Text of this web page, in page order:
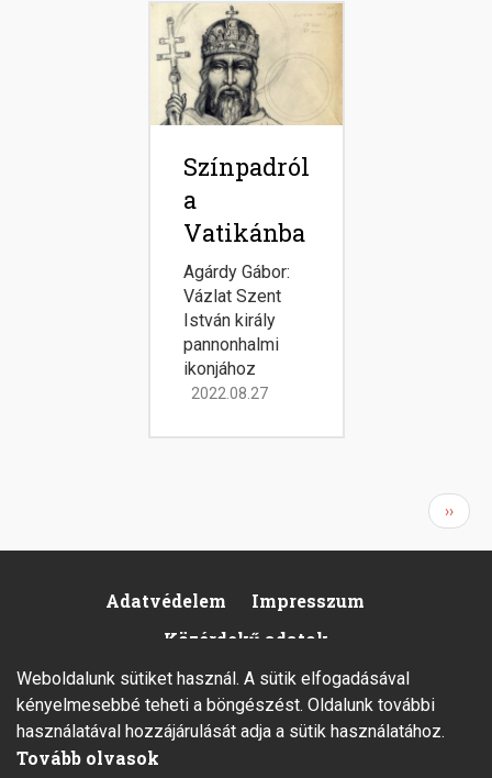
Image
Színpadról
a
Vatikánba
Agárdy Gábor:
Vázlat Szent
István király
pannonhalmi
ikonjához
2022.08.27
oldal
››
Footer
Adatvédelem
Impresszum
Közérdekű adatok
Weboldalunk sütiket használ. A sütik elfogadásával
kényelmesebbé teheti a böngészést. Oldalunk további
használatával hozzájárulását adja a sütik használatához.
Tovább olvasok